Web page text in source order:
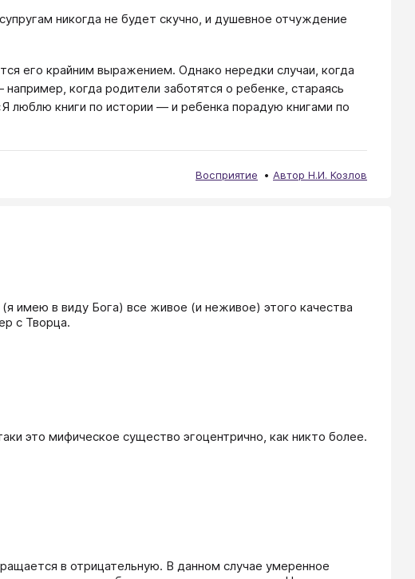
никогда не будет скучно, и душевное отчуждение
его крайним выражением. Однако нередки случаи, когда
когда родители заботятся о ребенке, стараясь
люблю книги по истории — и ребенка порадую книгами по
Восприятие Автор Н.И. Козлов
имею в виду Бога) все живое (и неживое) этого качества
с Творца.
это мифическое существо эгоцентрично, как никто более.
в отрицательную. В данном случае умеренное